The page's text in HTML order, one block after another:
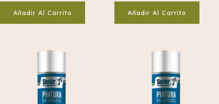
Añadir Al Carrito Añadir Al Carrito